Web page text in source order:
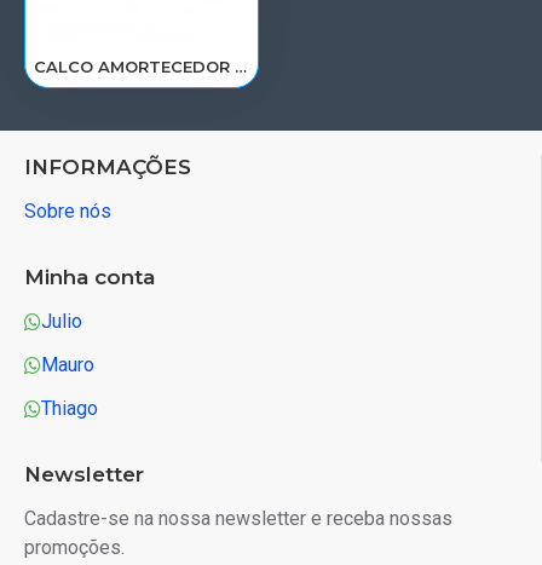
CALCO AMORTECEDOR TRAS CABINE VOLVO FH4 APOS 2015 > 20734773
INFORMAÇÕES
Sobre nós
Minha conta
Julio
Mauro
Thiago
Newsletter
Cadastre-se na nossa newsletter e receba nossas
promoções.